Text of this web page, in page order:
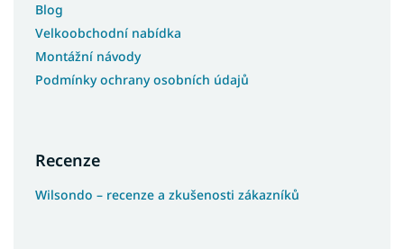
Blog
Velkoobchodní nabídka
Montážní návody
Podmínky ochrany osobních údajů
Recenze
Wilsondo – recenze a zkušenosti zákazníků